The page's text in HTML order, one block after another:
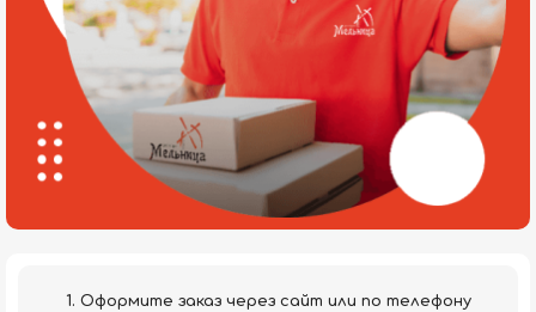
1. Оформите заказ через сайт или по телефону